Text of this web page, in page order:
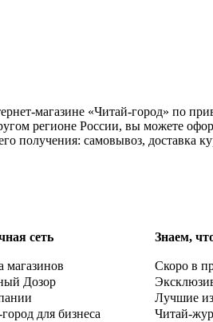
магазине «Читай-город» по
регионе России, вы можете
получения: самовывоз, доставка
сеть
магазинов
Дозор
для бизнеса
Знаем,
Скоро в
Лучшие
Читай-